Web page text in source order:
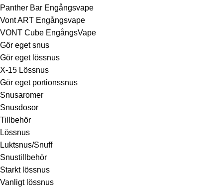
Panther Bar Engångsvape
Vont ART Engångsvape
VONT Cube EngångsVape
Gör eget snus
Gör eget lössnus
X-15 Lössnus
Gör eget portionssnus
Snusaromer
Snusdosor
Tillbehör
Lössnus
Luktsnus/Snuff
Snustillbehör
Starkt lössnus
Vanligt lössnus